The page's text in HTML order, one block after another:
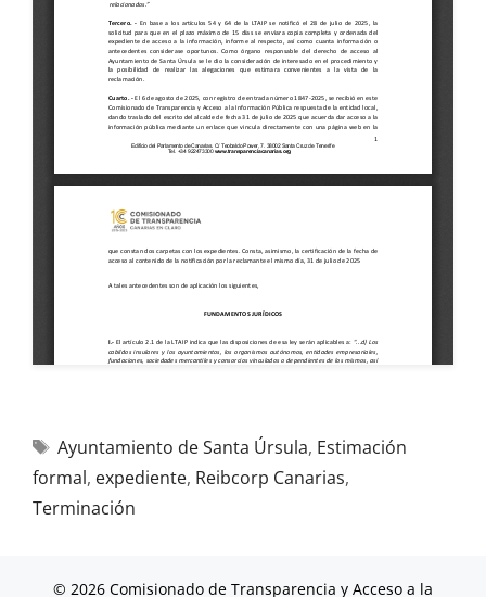
Ayuntamiento de Santa Úrsula, Estimación
formal, expediente, Reibcorp Canarias,
Terminación
© 2026 Comisionado de Transparencia y Acceso a la